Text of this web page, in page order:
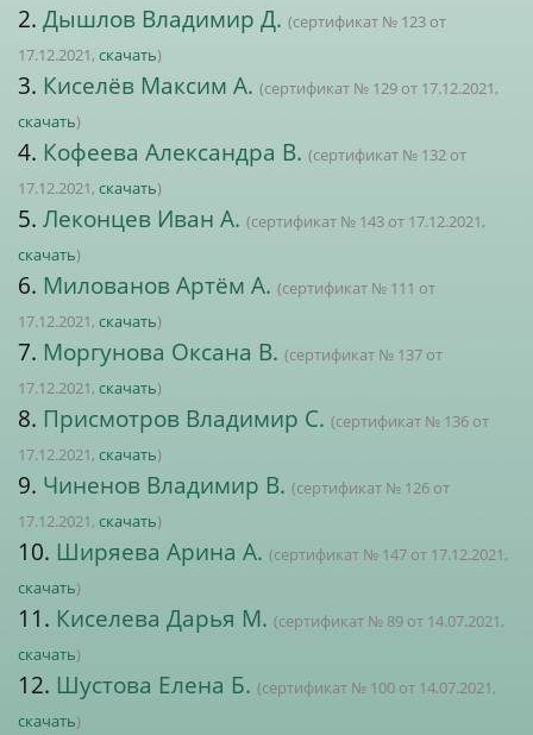
2. Дышлов Владимир Д. (сертификат № 123 от
17.12.2021, скачать)
3. Киселёв Максим А. (сертификат № 129 от 17.12.2021,
скачать)
4. Кофеева Александра В. (сертификат № 132 от
17.12.2021, скачать)
5. Леконцев Иван А. (сертификат № 143 от 17.12.2021,
скачать)
6. Милованов Артём А. (сертификат № 111 от
17.12.2021, скачать)
7. Моргунова Оксана В. (сертификат № 137 от
17.12.2021, скачать)
8. Присмотров Владимир С. (сертификат № 136 от
17.12.2021, скачать)
9. Чиненов Владимир В. (сертификат № 126 от
17.12.2021, скачать)
10. Ширяева Арина А. (сертификат № 147 от 17.12.2021,
скачать)
11. Киселева Дарья М. (сертификат № 89 от 14.07.2021,
скачать)
12. Шустова Елена Б. (сертификат № 100 от 14.07.2021,
скачать)